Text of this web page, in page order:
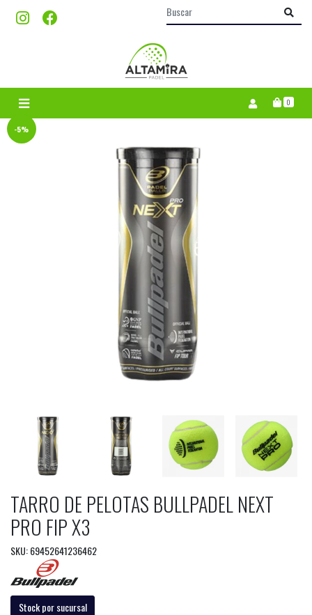
0
-5%
TARRO DE PELOTAS BULLPADEL NEXT
PRO FIP X3
SKU: 69452641236462
Stock por sucursal